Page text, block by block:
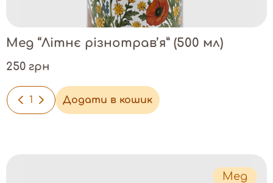
Мед “Літнє різнотрав’я” (500 мл)
250 грн
- + Додати в кошик
Мед